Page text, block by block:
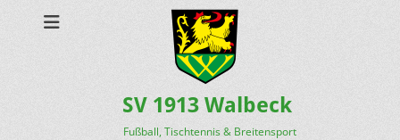
SV 1913 Walbeck
Fußball, Tischtennis & Breitensport